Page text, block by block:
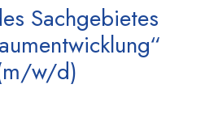
Sachgebietes
w/d)